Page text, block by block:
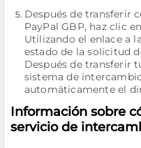
Después de transferir
PayPal GBP, haz clic
Utilizando el enlace a
estado de la solicitud
Después de transferir
sistema de
automáticamente el
Información sobre
servicio de